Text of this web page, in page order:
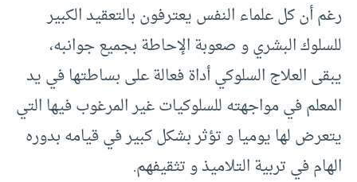
رغم أن كل علماء النفس يعترفون بالتعقيد الكبير
للسلوك البشري و صعوبة الإحاطة بجميع جوانبه،
يبقى العلاج السلوكي أداة فعالة على بساطتها في يد
المعلم في مواجهته للسلوكيات غير المرغوب فيها التي
يتعرض لها يوميا و تؤثر بشكل كبير في قيامه بدوره
الهام في تربية التلاميذ و تثقيفهم.